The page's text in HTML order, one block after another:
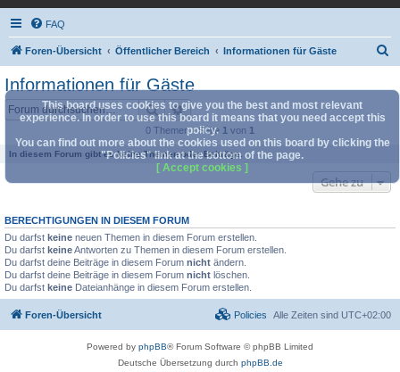
FAQ
Foren-Übersicht Öffentlicher Bereich Informationen für Gäste
c
Informationen für Gäste
SucheErweiterte Suche
0 Themen • Seite 1 von 1
In diesem Forum gibt es keine Themen oder Beiträge.
Gehe zu
BERECHTIGUNGEN IN DIESEM FORUM
Du darfst keine neuen Themen in diesem Forum erstellen.
Du darfst keineAntworten zu Themen in diesem Forum erstellen.
Du darfst deine Beiträge in diesem Forum nicht ändern.
Du darfst deine Beiträge in diesem Forum nicht löschen.
Du darfst keine Dateianhänge in diesem Forum erstellen.
This board uses cookies to give you the best and most relevant
experience. In order to use this board it means that you need accept this
policy.
You can find out more about the cookies used on this board by clicking the
"Policies" link at the bottom of the page.
[ Accept cookies ]
Foren-Übersicht Alle Zeiten sind UTC+02:00
Policies
Powered by phpBB® Forum Software © phpBB Limited
Deutsche Übersetzung durch phpBB.de